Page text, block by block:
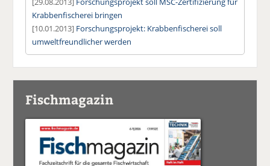
Krabbenfischerei bringen
[10.01.2013] Forschungsprojekt: Krabbenfischerei soll
umweltfreundlicher werden
Fischmagazin